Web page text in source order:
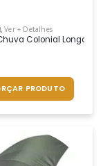
Cabo Curvo Em
Ver + Detalhes
Colonial Longo,
PRODUTO